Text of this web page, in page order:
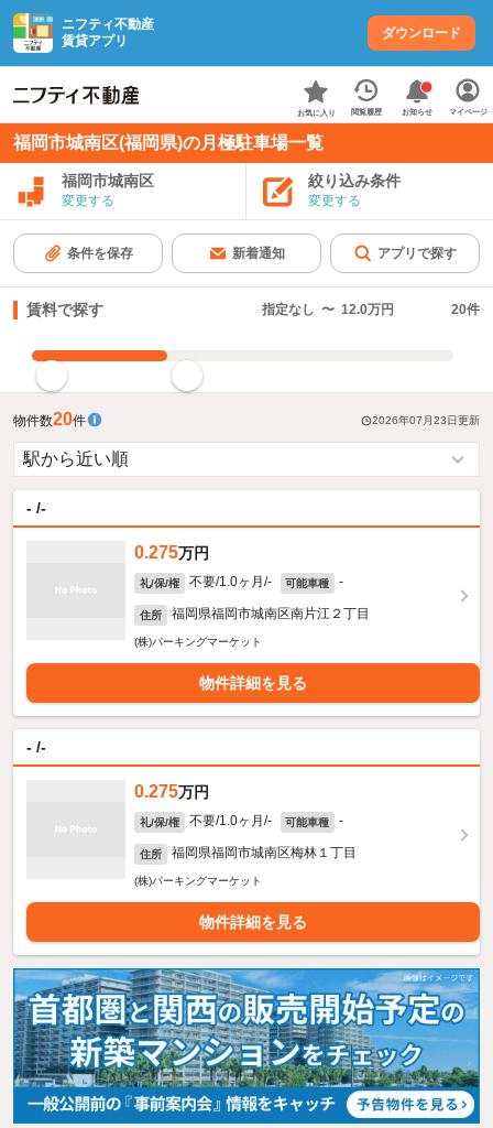
ニフティ不動産
賃貸アプリ
ダウンロード
お気に入り 閲覧履歴 お知らせ マイページ
福岡市城南区(福岡県)の月極駐車場一覧
福岡市城南区
変更する
絞り込み条件
変更する
条件を保存 新着通知 アプリで探す
賃料で探す 指定なし 〜 12.0万円 20件
物件数20件 2026年07月23日更新
- /-
0.275万円
礼/保/権 不要/1.0ヶ月/- 可能車種 -
住所 福岡県福岡市城南区南片江２丁目
(株)パーキングマーケット
物件詳細を見る
- /-
0.275万円
礼/保/権 不要/1.0ヶ月/- 可能車種 -
住所 福岡県福岡市城南区梅林１丁目
(株)パーキングマーケット
物件詳細を見る